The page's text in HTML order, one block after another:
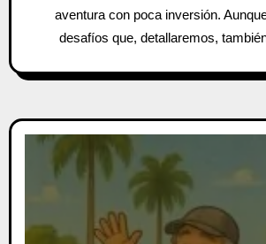
aventura con poca inversión.
desafíos que, detallaremos,